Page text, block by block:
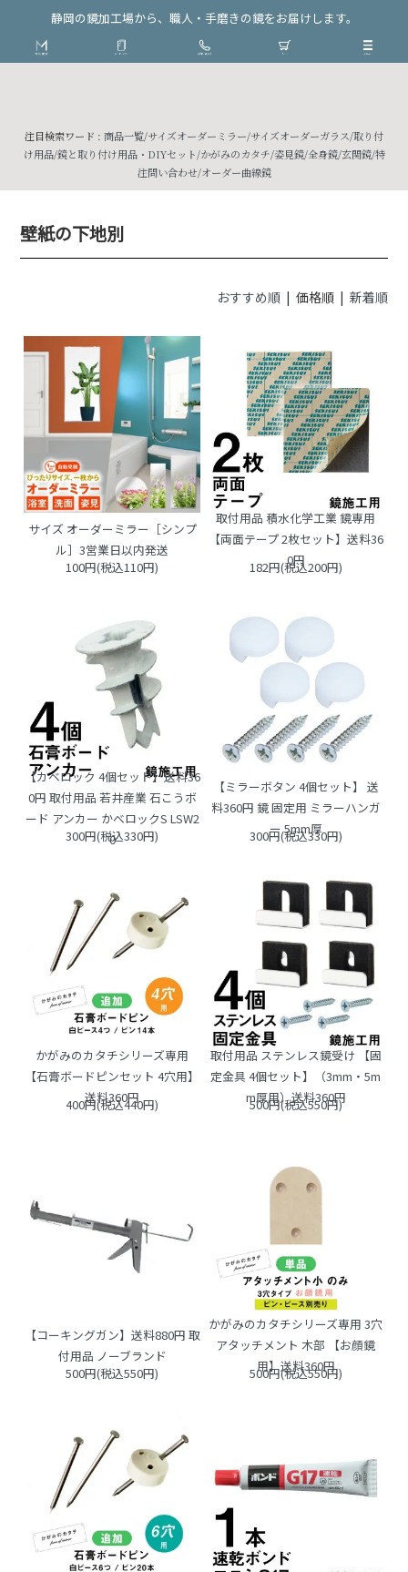
静岡の鏡加工場から、職人・手磨きの鏡をお届けします。
注目検索ワード : 商品一覧/サイズオーダーミラー/サイズオーダーガラス/取り付
け用品/鏡と取り付け用品・DIYセット/かがみのカタチ/姿見鏡/全身鏡/玄関鏡/特
注問い合わせ/オーダー曲線鏡
壁紙の下地別
おすすめ順| 価格順 | 新着順
サイズ オーダーミラー［シンプ
ル］3営業日以内発送
100円(税込110円)
取付用品 積水化学工業 鏡専用
【両面テープ 2枚セット】送料36
0円
182円(税込200円)
【カベロック 4個セット】送料36
0円 取付用品 若井産業 石こうボ
ード アンカー かべロックS LSW2
0
300円(税込330円)
【ミラーボタン 4個セット】 送
料360円 鏡 固定用 ミラーハンガ
ー 5mm厚
300円(税込330円)
かがみのカタチシリーズ専用
【石膏ボードピンセット 4穴用】
送料360円
400円(税込440円)
取付用品 ステンレス鏡受け 【固
定金具 4個セット】（3mm・5m
m厚用）送料360円
500円(税込550円)
【コーキングガン】送料880円 取
付用品 ノーブランド
500円(税込550円)
かがみのカタチシリーズ専用 3穴
アタッチメント 木部 【お顔鏡
用】送料360円
500円(税込550円)